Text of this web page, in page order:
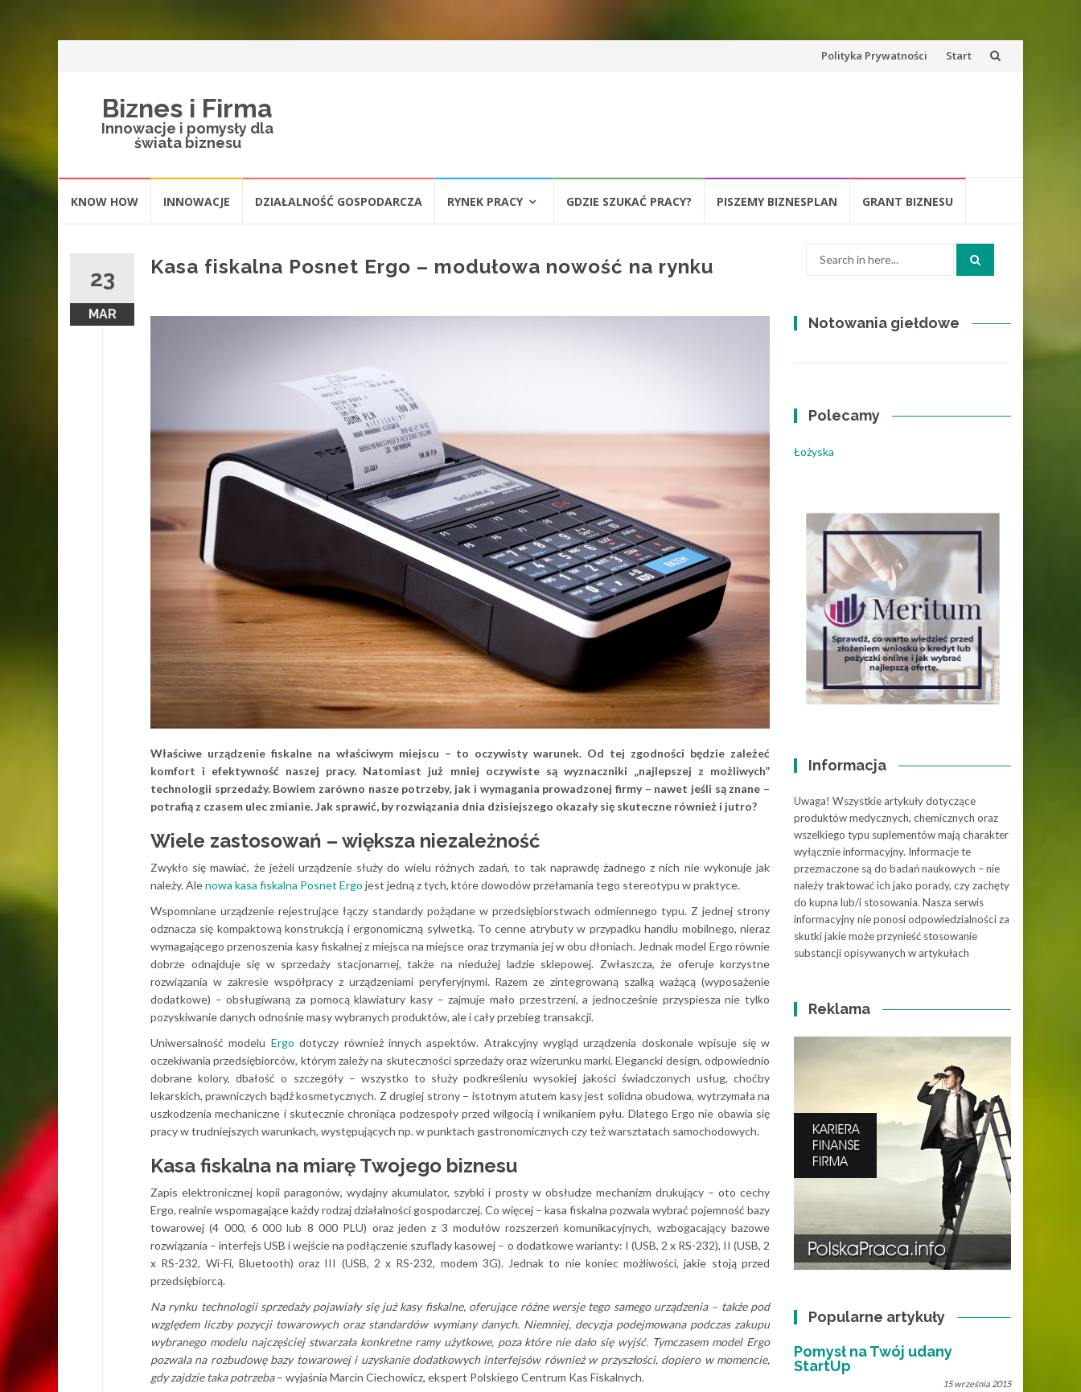
Skip
Polityka Prywatności Start
Biznes i Firma
Innowacje i pomysły dla
świata biznesu
KNOW HOW INNOWACJE DZIAŁALNOŚĆ GOSPODARCZA RYNEK PRACY GDZIE SZUKAĆ PRACY? PISZEMY BIZNESPLAN GRANT BIZNESU
23
MAR
Kasa fiskalna Posnet Ergo – modułowa nowość na rynku
Właściwe urządzenie fiskalne na właściwym miejscu – to oczywisty warunek. Od tej zgodności będzie zależeć
komfort i efektywność naszej pracy. Natomiast już mniej oczywiste są wyznaczniki „najlepszej z możliwych”
technologii sprzedaży. Bowiem zarówno nasze potrzeby, jak i wymagania prowadzonej firmy – nawet jeśli są znane –
potrafią z czasem ulec zmianie. Jak sprawić, by rozwiązania dnia dzisiejszego okazały się skuteczne również i jutro?
Wiele zastosowań – większa niezależność
Zwykło się mawiać, że jeżeli urządzenie służy do wielu różnych zadań, to tak naprawdę żadnego z nich nie wykonuje jak
należy. Alenowa kasa fiskalna Posnet Ergo jest jedną z tych, które dowodów przełamania tego stereotypu w praktyce.
Wspomniane urządzenie rejestrujące łączy standardy pożądane w przedsiębiorstwach odmiennego typu. Z jednej strony
odznacza się kompaktową konstrukcją i ergonomiczną sylwetką. To cenne atrybuty w przypadku handlu mobilnego, nieraz
wymagającego przenoszenia kasy fiskalnej z miejsca na miejsce oraz trzymania jej w obu dłoniach. Jednak model Ergo równie
dobrze odnajduje się w sprzedaży stacjonarnej, także na niedużej ladzie sklepowej. Zwłaszcza, że oferuje korzystne
rozwiązania w zakresie współpracy z urządzeniami peryferyjnymi. Razem ze zintegrowaną szalką ważącą (wyposażenie
dodatkowe) – obsługiwaną za pomocą klawiatury kasy – zajmuje mało przestrzeni, a jednocześnie przyspiesza nie tylko
pozyskiwanie danych odnośnie masy wybranych produktów, ale i cały przebieg transakcji.
Uniwersalność modelu Ergo dotyczy również innych aspektów. Atrakcyjny wygląd urządzenia doskonale wpisuje się w
oczekiwania przedsiębiorców, którym zależy na skuteczności sprzedaży oraz wizerunku marki. Elegancki design, odpowiednio
dobrane kolory, dbałość o szczegóły – wszystko to służy podkreśleniu wysokiej jakości świadczonych usług, choćby
lekarskich, prawniczych bądź kosmetycznych. Z drugiej strony – istotnym atutem kasy jest solidna obudowa, wytrzymała na
uszkodzenia mechaniczne i skutecznie chroniąca podzespoły przed wilgocią i wnikaniem pyłu. Dlatego Ergo nie obawia się
pracy w trudniejszych warunkach, występujących np. w punktach gastronomicznych czy też warsztatach samochodowych.
Kasa fiskalna na miarę Twojego biznesu
Zapis elektronicznej kopii paragonów, wydajny akumulator, szybki i prosty w obsłudze mechanizm drukujący – oto cechy
Ergo, realnie wspomagające każdy rodzaj działalności gospodarczej. Co więcej – kasa fiskalna pozwala wybrać pojemność bazy
towarowej (4 000, 6 000 lub 8 000 PLU) oraz jeden z 3 modułów rozszerzeń komunikacyjnych, wzbogacający bazowe
rozwiązania – interfejs USB i wejście na podłączenie szuflady kasowej – o dodatkowe warianty: I (USB, 2 x RS-232), II (USB, 2
x RS-232, Wi-Fi, Bluetooth) oraz III (USB, 2 x RS-232, modem 3G). Jednak to nie koniec możliwości, jakie stoją przed
przedsiębiorcą.
Na rynku technologii sprzedaży pojawiały się już kasy fiskalne, oferujące różne wersje tego samego urządzenia – także pod
względem liczby pozycji towarowych oraz standardów wymiany danych. Niemniej, decyzja podejmowana podczas zakupu
wybranego modelu najczęściej stwarzała konkretne ramy użytkowe, poza które nie dało się wyjść. Tymczasem model Ergo
pozwala na rozbudowę bazy towarowej i uzyskanie dodatkowych interfejsów również w przyszłości, dopiero w momencie,
gdy zajdzie taka potrzeba– wyjaśnia Marcin Ciechowicz, ekspert Polskiego Centrum Kas Fiskalnych.
Notowania giełdowe
Polecamy
Łożyska
Informacja
Uwaga! Wszystkie artykuły dotyczące
produktów medycznych, chemicznych oraz
wszelkiego typu suplementów mają charakter
wyłącznie informacyjny. Informacje te
przeznaczone są do badań naukowych – nie
należy traktować ich jako porady, czy zachęty
do kupna lub/i stosowania. Nasza serwis
informacyjny nie ponosi odpowiedzialności za
skutki jakie może przynieść stosowanie
substancji opisywanych w artykułach
Reklama
Popularne artykuły
Pomysł na Twój udany
StartUp
15 września 2015